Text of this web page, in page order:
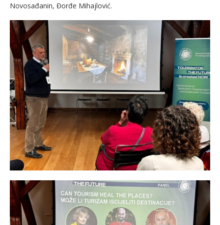
Novosađanin, Đorđe Mihajlović.